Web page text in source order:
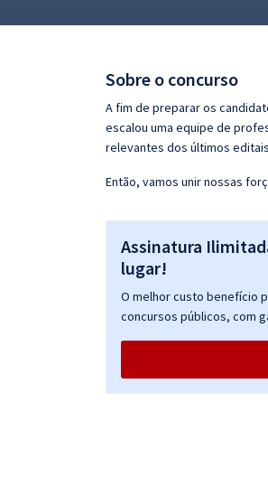
Questões grátis
Conteúdo gratuito
Sobre o concurso
A fim de preparar os
escalou uma equipe de
relevantes dos últimos
Então, vamos unir nossas
Assinatura
lugar!
O melhor custo benefício
concursos públicos, com